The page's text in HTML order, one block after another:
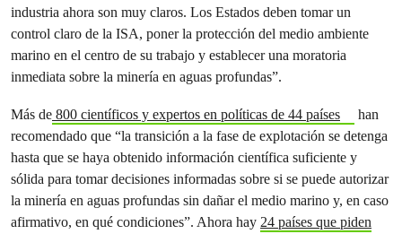
industria ahora son muy claros. Los Estados deben tomar un
control claro de la ISA, poner la protección del medio ambiente
marino en el centro de su trabajo y establecer una moratoria
inmediata sobre la minería en aguas profundas”.
Más de 800 científicos y expertos en políticas de 44 países
han
recomendado que “la transición a la fase de explotación se detenga
hasta que se haya obtenido información científica suficiente y
sólida para tomar decisiones informadas sobre si se puede autorizar
la minería en aguas profundas sin dañar el medio marino y, en caso
afirmativo, en qué condiciones”. Ahora hay 24 países que piden